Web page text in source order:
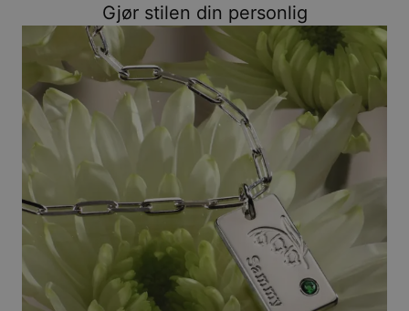
Gjør stilen din personlig